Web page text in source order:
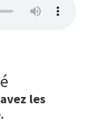
les